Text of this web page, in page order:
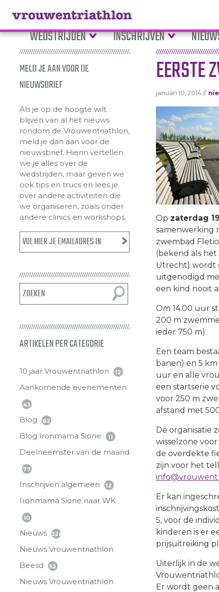
WEDSTRIJDEN INSCHRIJVEN
MELD JE AAN VOOR DE
NIEUWSBRIEF
Als je op de hoogte wilt
blijven van al het nieuws
rondom de Vrouwentriathlon,
meld je dan aan voor de
nieuwsbrief. Hierin vertellen
we je alles over de
wedstrijden, maar geven we
ook tips en trucs en lees je
over andere activiteiten die
we organiseren, zoals onder
andere clinics en workshops.
ARTIKELEN PER CATEGORIE
10 jaar Vrouwentriathlon 12
Aankomende evenementen
43
Blog 62
Blog Ironmama Sione 11
Deelneemster van de maand
77
Inschrijven algemeen 12
Ironmama Sione naar WK
10
Nieuws 328
Nieuws Vrouwentriathlon
Beesd
52
Nieuws Vrouwentriathlon
EERSTE
januari 10, 2014 //
Op zaterdag
samenwerking
zwembad
(bekend als
Utrecht) wordt
uitgenodigd
een kind nooit
Om 14.00 uur
200 m
ieder 750 m).
Een team
banen) en 5
uur en alle
een startserie
voor 250 m
afstand met
De organisatie
wisselzone
de overdekte
zijn voor het
Er kan
5, voor de
kinderen is er
prijsuitreiking
Uiterlijk in de
Er wordt geen